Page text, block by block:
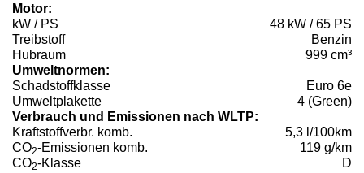
Motor:
kW / PS
48 kW / 65 PS
Treibstoff
Benzin
Hubraum
999 cm³
Umweltnormen:
Schadstoffklasse
Euro 6e
Umweltplakette
4 (Green)
Verbrauch und Emissionen nach WLTP:
Kraftstoffverbr. komb.
5,3 l/100km
CO2-Emissionen komb.
119 g/km
CO2-Klasse D